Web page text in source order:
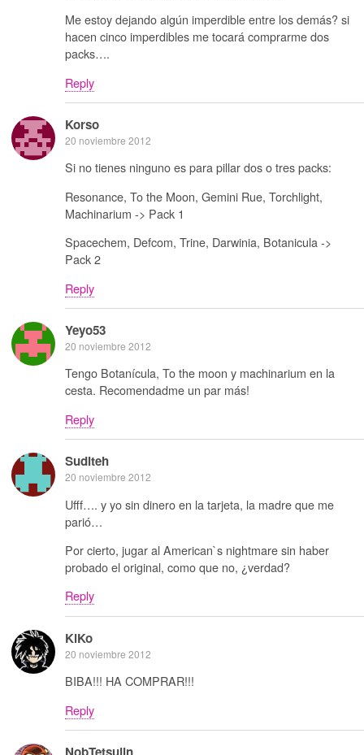
Me estoy dejando algún imperdible entre los demás? si
hacen cinco imperdibles me tocará comprarme dos
packs….
Reply
Korso
20 noviembre 2012
Si no tienes ninguno es para pillar dos o tres packs:
Resonance, To the Moon, Gemini Rue, Torchlight,
Machinarium -> Pack 1
Spacechem, Defcom, Trine, Darwinia, Botanicula ->
Pack 2
Reply
Yeyo53
20 noviembre 2012
Tengo Botanícula, To the moon y machinarium en la
cesta. Recomendadme un par más!
Reply
Suditeh
20 noviembre 2012
Ufff…. y yo sin dinero en la tarjeta, la madre que me
parió…
Por cierto, jugar al American`s nightmare sin haber
probado el original, como que no, ¿verdad?
Reply
KiKo
20 noviembre 2012
BIBA!!! HA COMPRAR!!!
Reply